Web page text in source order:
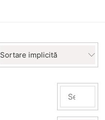
Sortare implicită